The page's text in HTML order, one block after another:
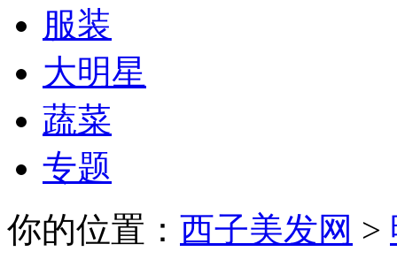
服装
大明星
蔬菜
专题
你的位置： 西子美发网 >